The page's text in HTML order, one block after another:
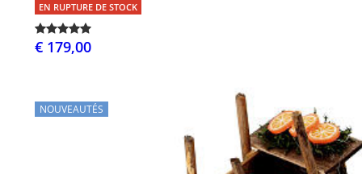
EN RUPTURE DE STOCK
€ 179,00
NOUVEAUTÉS